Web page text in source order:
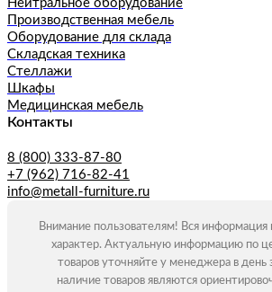
Нейтральное оборудование
Производственная мебель
Оборудование для склада
Складская техника
Стеллажи
Шкафы
Медицинская мебель
Контакты
8 (800) 333-87-80
+7 (962) 716-82-41
info@metall-furniture.ru
Внимание пользователям! Вся информация
характер. Актуальную информацию по
товаров уточняйте у менеджера в день
наличие товаров являются